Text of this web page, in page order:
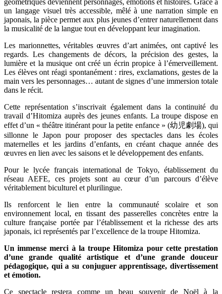
géométriques deviennent personnages, émotions et histoires. Grâce à
un langage visuel très accessible, mêlé à une narration simple en
japonais, la pièce permet aux plus jeunes d’entrer naturellement dans
la musicalité de la langue tout en développant leur imagination.
Les marionnettes, véritables œuvres d’art animées, ont captivé les
regards. Les changements de décors, la précision des gestes, la
lumière et la musique ont créé un écrin propice à l’émerveillement.
Les élèves ont réagi spontanément : rires, exclamations, gestes de la
main vers les personnages… autant de signes d’une immersion totale
dans le récit.
Cette représentation s’inscrivait également dans la continuité du
travail d’Hitomiza auprès des jeunes enfants. La troupe dispose en
effet d’un « théâtre itinérant pour la petite enfance » (幼児劇場), qui
sillonne le Japon pour proposer des spectacles dans les écoles
maternelles et les jardins d’enfants, en créant chaque année des
œuvres en lien avec les saisons et le développement des enfants.
Pour le lycée français international de Tokyo, établissement du
réseau AEFE, ces projets sont au cœur d’un parcours d’élève
véritablement biculturel et plurilingue.
Ils renforcent le lien entre la communauté scolaire et son
environnement local, en tissant des passerelles concrètes entre la
culture française portée par l’établissement et la richesse des arts
japonais, ici représentés par l’excellence de la troupe Hitomiza.
Un immense merci à la troupe Hitomiza pour cette prestation
d’une grande qualité artistique et d’une grande douceur
pédagogique, qui a su conjuguer apprentissage, divertissement
et émotion.
Ce spectacle restera comme un beau souvenir de Noël à la